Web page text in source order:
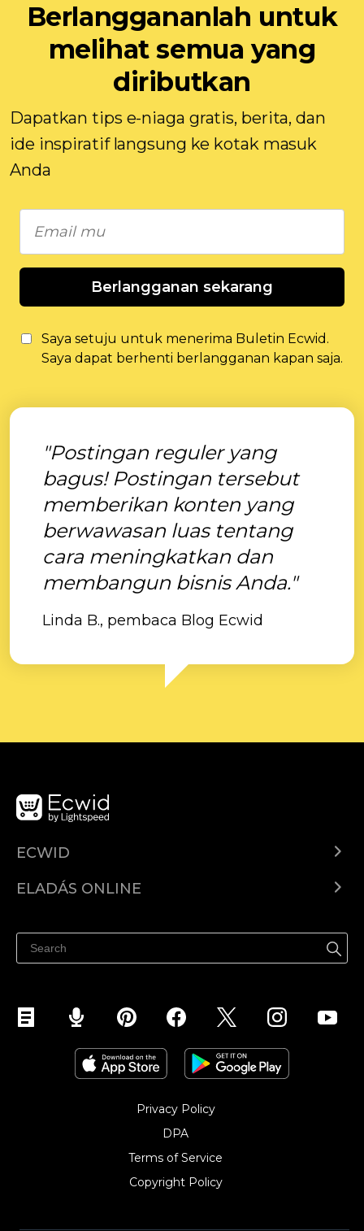
Berlanggananlah untuk
melihat semua yang
diributkan
Dapatkan tips e-niaga gratis, berita, dan
ide inspiratif langsung ke kotak masuk
Anda
Berlangganan sekarang
Saya setuju untuk menerima Buletin Ecwid.
Saya dapat berhenti berlangganan kapan saja.
"Postingan reguler yang
bagus! Postingan tersebut
memberikan konten yang
berwawasan luas tentang
cara meningkatkan dan
membangun bisnis Anda."
Linda B., pembaca Blog Ecwid
ECWID
Árkalkuláció
ELADÁS ONLINE
Eladás a Facebookon
Eladás Instagramon
Privacy Policy
DPA
Terms of Service
Copyright Policy‎